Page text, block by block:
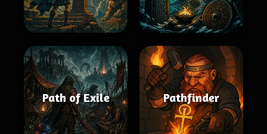
Path of Exile Pathfinder